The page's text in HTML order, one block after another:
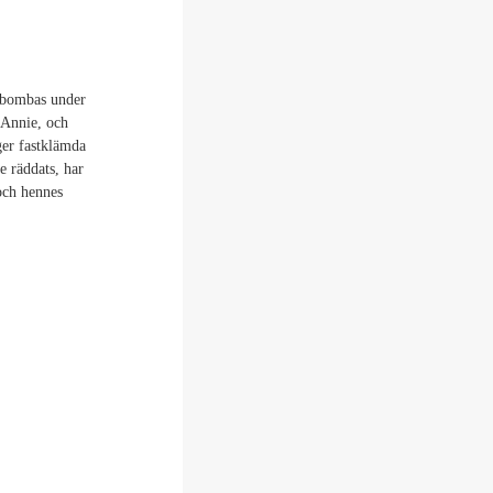
under
och
fastklämda
räddats, har
hennes